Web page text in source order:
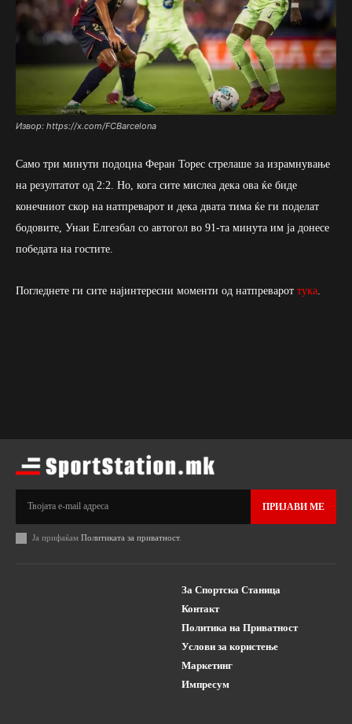
Извор: https://x.com/FCBarcelona
Само три минути подоцна Феран Торес стрелаше за израмнување
на резултатот од 2:2. Но, кога сите мислеа дека ова ќе биде
конечниот скор на натпреварот и дека двата тима ќе ги поделат
бодовите, Унаи Елгезбал со автогол во 91-та минута им ја донесе
победата на гостите.
Погледнете ги сите најинтересни моменти од натпреварот тука
ПРИЈАВИ МЕ
Ја прифаќам Политиката за приватност.
За Спортска Станица
Контакт
Политика на Приватност
Услови за користење
Маркетинг
Импресум